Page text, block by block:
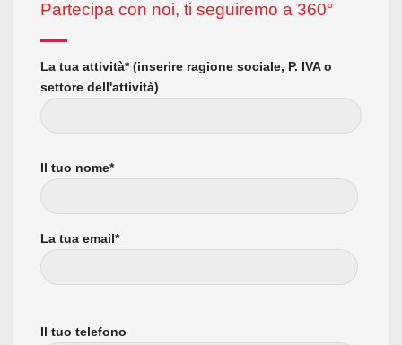
Partecipa con noi, ti seguiremo a 360°
La tua attività* (inserire ragione sociale, P. IVA o
settore dell'attività)
Il tuo nome*
La tua email*
Il tuo telefono